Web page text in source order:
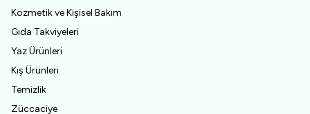
Kozmetik ve Kişisel Bakım
Gıda Takviyeleri
Yaz Ürünleri
Kış Ürünleri
Temizlik
Züccaciye